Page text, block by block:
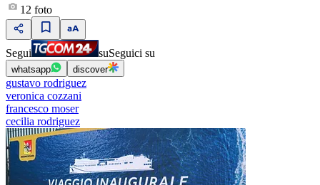
12 foto
Segui suSeguici su
whatsapp discover
gustavo rodriguez
veronica cozzani
francesco moser
cecilia rodriguez